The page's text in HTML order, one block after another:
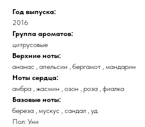
Год выпуска:
2016
Группа ароматов:
цитрусовые
Верхние ноты:
ананас , апельсин , бергамот , мандарин
Ноты сердца:
амбра , жасмин , озон , роза , фиалка
Базовые ноты:
береза , мускус , сандал , уд
Пол: Уни